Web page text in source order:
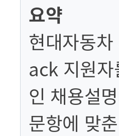
요약
현대자동
ack 지원
인 채용설
문항에 맞